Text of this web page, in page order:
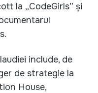
la „CodeGirls” și
include, de
de strategie la
House,